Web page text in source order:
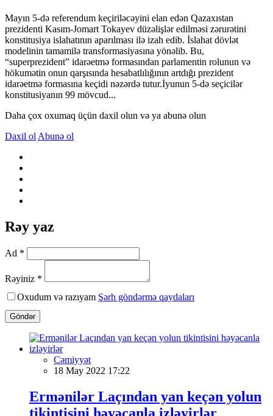
Mayın 5-də referendum keçiriləcəyini elan edən Qazaxıstan
prezidenti Kasım-Jomart Tokayev düzəlişlər edilməsi zərurətini
konstitusiya islahatının aparılması ilə izah edib. İslahat dövlət
modelinin tamamilə transformasiyasına yönəlib. Bu,
“superprezident” idarəetmə formasından parlamentin rolunun və
hökumətin onun qarşısında hesabatlılığının artdığı prezident
idarəetmə formasına keçidi nəzərdə tutur.İyunun 5-də seçicilər
konstitusiyanın 99 mövcud...
Daha çox oxumaq üçün daxil olun və ya abunə olun
Daxil ol Abunə ol
Rəy yaz
Ad *
Rəyiniz *
Oxudum və razıyam Şərh göndərmə qaydaları
Göndər
Cəmiyyət
18 May 2022 17:22
Ermənilər Laçından yan keçən yolun
tikintisini həyəcanla izləyirlər